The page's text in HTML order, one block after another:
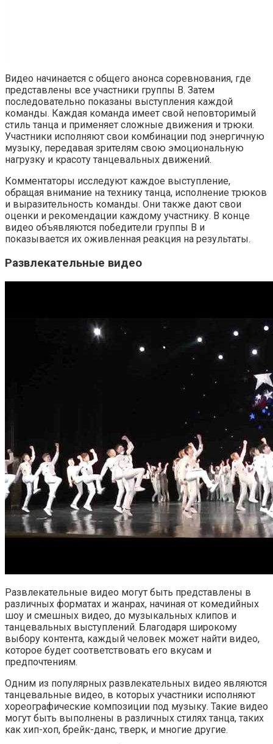
Видео начинается с общего анонса соревнования, где
представлены все участники группы B. Затем
последовательно показаны выступления каждой
команды. Каждая команда имеет свой неповторимый
стиль танца и применяет сложные движения и трюки.
Участники исполняют свои комбинации под энергичную
музыку, передавая зрителям свою эмоциональную
нагрузку и красоту танцевальных движений.
Комментаторы исследуют каждое выступление,
обращая внимание на технику танца, исполнение трюков
и выразительность команды. Они также дают свои
оценки и рекомендации каждому участнику. В конце
видео объявляются победители группы B и
показывается их оживленная реакция на результаты.
Развлекательные видео
Развлекательные видео могут быть представлены в
различных форматах и жанрах, начиная от комедийных
шоу и смешных видео, до музыкальных клипов и
танцевальных выступлений. Благодаря широкому
выбору контента, каждый человек может найти видео,
которое будет соответствовать его вкусам и
предпочтениям.
Одним из популярных развлекательных видео являются
танцевальные видео, в которых участники исполняют
хореографические композиции под музыку. Такие видео
могут быть выполнены в различных стилях танца, таких
как хип-хоп, брейк-данс, тверк, и многие другие.